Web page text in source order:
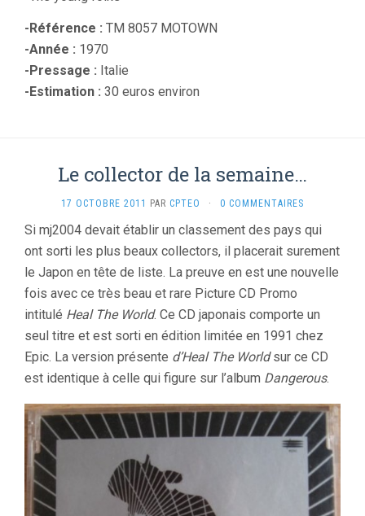
-Référence : TM 8057 MOTOWN
-Année : 1970
-Pressage : Italie
-Estimation : 30 euros environ
Le collector de la semaine…
17 OCTOBRE 2011 PAR CPTEO · 0 COMMENTAIRES
Si mj2004 devait établir un classement des pays qui
ont sorti les plus beaux collectors, il placerait surement
le Japon en tête de liste. La preuve en est une nouvelle
fois avec ce très beau et rare Picture CD Promo
intitulé Heal The World. Ce CD japonais comporte un
seul titre et est sorti en édition limitée en 1991 chez
Epic. La version présente d’Heal The Worldsur ce CD
est identique à celle qui figure sur l’album Dangerous.